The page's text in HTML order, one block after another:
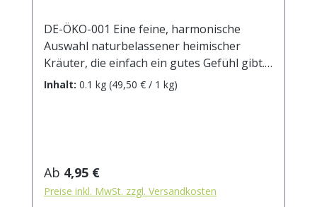
DE-ÖKO-001 Eine feine, harmonische
Auswahl naturbelassener heimischer
Kräuter, die einfach ein gutes Gefühl gibt.
Zutaten: Hagebuttenschalen*,
Sonnenblumenblüten*,
Rosenblütenblätter*. *aus kontrolliert
biologischem Anbau Zubereitung: ca. 15g
Inhalt: 0.1 kg (49,50 € / 1 kg)
Regulärer Preis:
Ab 4,95 €
Preise inkl. MwSt. zzgl. Versandkosten